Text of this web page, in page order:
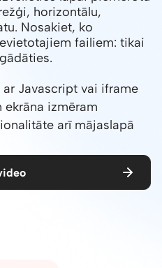
horizontālu,
Nosakiet, ko
failiem: tikai
Javascript vai iframe
ekrāna izmēram
arī mājaslapā